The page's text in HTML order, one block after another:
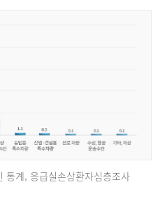
통계, 응급실손상환자심층조사